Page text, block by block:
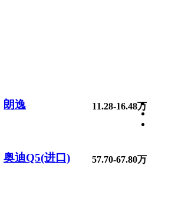
朗逸 11.28-16.48万
奥迪Q5(进口) 57.70-67.80万